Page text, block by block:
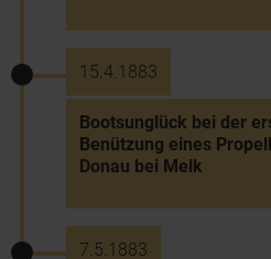
15.4.1883
Bootsunglück bei der
Benützung eines
Donau bei Melk
7.5.1883